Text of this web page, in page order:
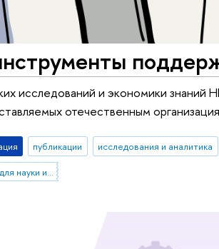
исследований и экономики
отечественным
публикации исследования и аналитика